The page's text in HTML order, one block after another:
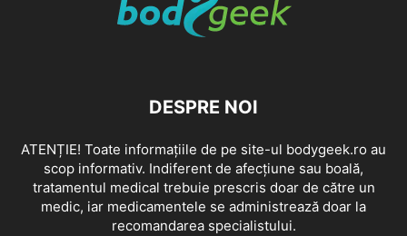
DESPRE NOI
ATENȚIE! Toate informațiile de pe site-ul bodygeek.ro au
scop informativ. Indiferent de afecțiune sau boală,
tratamentul medical trebuie prescris doar de către un
medic, iar medicamentele se administrează doar la
recomandarea specialistului.